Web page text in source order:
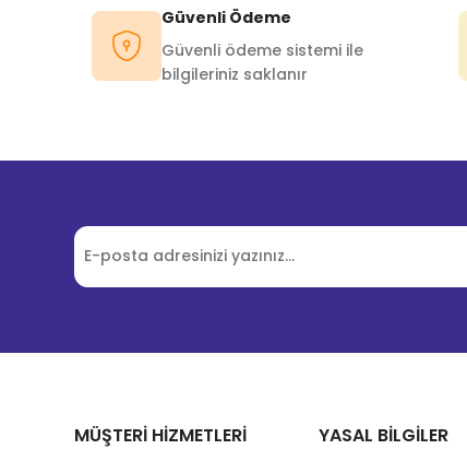
Yorum Yaz
Güvenli Ödeme
Güvenli ödeme sistemi ile
bilgileriniz saklanır
MÜŞTERİ HİZMETLERİ YASAL BİLGİLER